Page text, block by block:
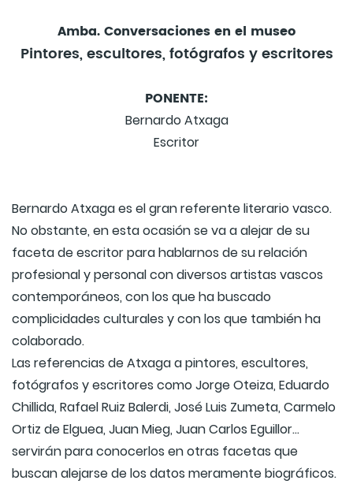
Amba. Conversaciones en el museo
Pintores, escultores, fotógrafos y escritores
PONENTE:
Bernardo Atxaga
Escritor
Bernardo Atxaga es el gran referente literario vasco.
No obstante, en esta ocasión se va a alejar de su
faceta de escritor para hablarnos de su relación
profesional y personal con diversos artistas vascos
contemporáneos, con los que ha buscado
complicidades culturales y con los que también ha
colaborado.
Las referencias de Atxaga a pintores, escultores,
fotógrafos y escritores como Jorge Oteiza, Eduardo
Chillida, Rafael Ruiz Balerdi, José Luis Zumeta, Carmelo
Ortiz de Elguea, Juan Mieg, Juan Carlos Eguillor...
servirán para conocerlos en otras facetas que
buscan alejarse de los datos meramente biográficos.